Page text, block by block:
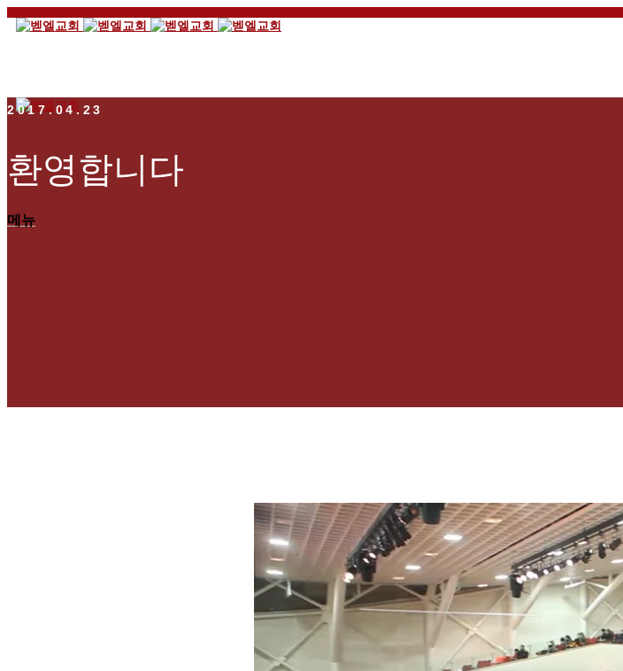
메뉴
2017.04.23
환영합니다